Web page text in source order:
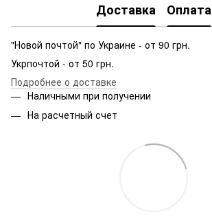
Доставка Оплата
"Новой почтой" по Украине - от 90 грн.
Укрпочтой - от 50 грн.
Подробнее о доставке
Наличными при получении
На расчетный счет